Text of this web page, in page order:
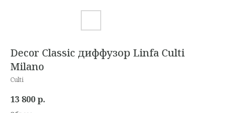
Decor Classic диффузор Linfa Culti
Milano
Culti
13 800р.